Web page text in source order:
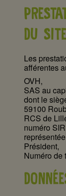
DU
Les
afférentes
OVH,
SAS au
dont le
59100
RCS de
numéro
Président,
Numéro de